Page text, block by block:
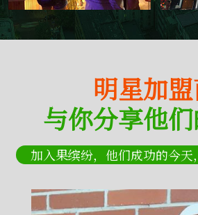
明星加
与你分享他
加入果缤纷，他们成功的今